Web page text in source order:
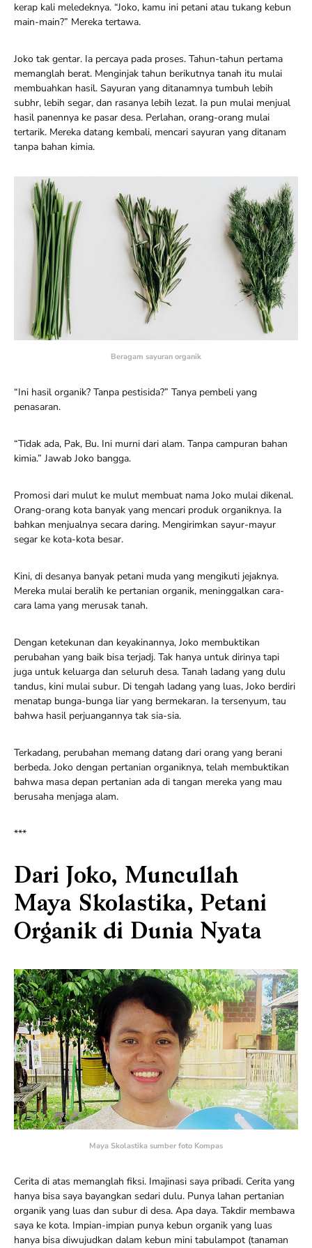
kerap kali meledeknya. “Joko, kamu ini petani atau tukang kebun
main-main?” Mereka tertawa.
Joko tak gentar. Ia percaya pada proses. Tahun-tahun pertama
memanglah berat. Menginjak tahun berikutnya tanah itu mulai
membuahkan hasil. Sayuran yang ditanamnya tumbuh lebih
subhr, lebih segar, dan rasanya lebih lezat. Ia pun mulai menjual
hasil panennya ke pasar desa. Perlahan, orang-orang mulai
tertarik. Mereka datang kembali, mencari sayuran yang ditanam
tanpa bahan kimia.
Beragam sayuran organik
“Ini hasil organik? Tanpa pestisida?” Tanya pembeli yang
penasaran.
“Tidak ada, Pak, Bu. Ini murni dari alam. Tanpa campuran bahan
kimia.” Jawab Joko bangga.
Promosi dari mulut ke mulut membuat nama Joko mulai dikenal.
Orang-orang kota banyak yang mencari produk organiknya. Ia
bahkan menjualnya secara daring. Mengirimkan sayur-mayur
segar ke kota-kota besar.
Kini, di desanya banyak petani muda yang mengikuti jejaknya.
Mereka mulai beralih ke pertanian organik, meninggalkan cara-
cara lama yang merusak tanah.
Dengan ketekunan dan keyakinannya, Joko membuktikan
perubahan yang baik bisa terjadj. Tak hanya untuk dirinya tapi
juga untuk keluarga dan seluruh desa. Tanah ladang yang dulu
tandus, kini mulai subur. Di tengah ladang yang luas, Joko berdiri
menatap bunga-bunga liar yang bermekaran. Ia tersenyum, tau
bahwa hasil perjuangannya tak sia-sia.
Terkadang, perubahan memang datang dari orang yang berani
berbeda. Joko dengan pertanian organiknya, telah membuktikan
bahwa masa depan pertanian ada di tangan mereka yang mau
berusaha menjaga alam.
***
Dari Joko, Muncullah
Maya Skolastika, Petani
Organik di Dunia Nyata
Maya Skolastika sumber foto Kompas
Cerita di atas memanglah fiksi. Imajinasi saya pribadi. Cerita yang
hanya bisa saya bayangkan sedari dulu. Punya lahan pertanian
organik yang luas dan subur di desa. Apa daya. Takdir membawa
saya ke kota. Impian-impian punya kebun organik yang luas
hanya bisa diwujudkan dalam kebun mini tabulampot (tanaman